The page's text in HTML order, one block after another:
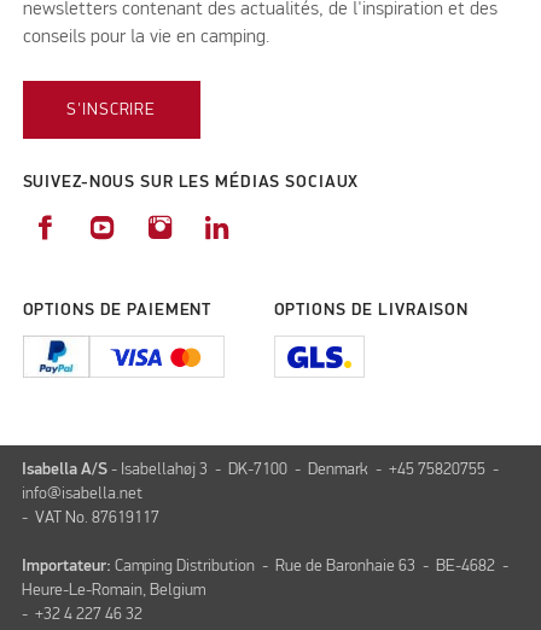
newsletters contenant des actualités, de l'inspiration et des
conseils pour la vie en camping.
S'INSCRIRE
SUIVEZ-NOUS SUR LES MÉDIAS SOCIAUX
OPTIONS DE PAIEMENT OPTIONS DE LIVRAISON
Isabella A/S - Isabellahøj 3 - DK-7100 - Denmark - +45 75820755 -
info@isabella.net
- VAT No. 87619117
Importateur: Camping Distribution - Rue de Baronhaie 63 - BE-4682 -
Heure-Le-Romain, Belgium
- +32 4 227 46 32